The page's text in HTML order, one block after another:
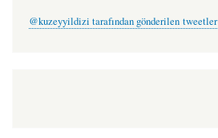
@kuzeyyildizi tarafından gönderilen tweetler